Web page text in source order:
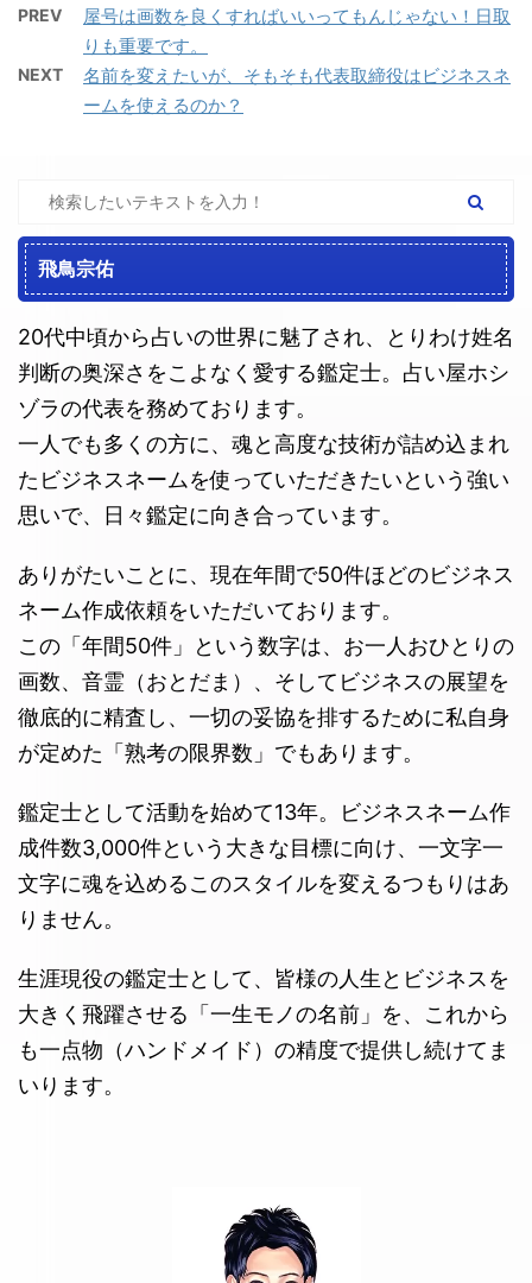
PREV
屋号は画数を良くすればいいってもんじゃない！日取
りも重要です。
NEXT
名前を変えたいが、そもそも代表取締役はビジネスネ
ームを使えるのか？
飛鳥宗佑
20代中頃から占いの世界に魅了され、とりわけ姓名
判断の奥深さをこよなく愛する鑑定士。占い屋ホシ
ゾラの代表を務めております。
一人でも多くの方に、魂と高度な技術が詰め込まれ
たビジネスネームを使っていただきたいという強い
思いで、日々鑑定に向き合っています。
ありがたいことに、現在年間で50件ほどのビジネス
ネーム作成依頼をいただいております。
この「年間50件」という数字は、お一人おひとりの
画数、音霊（おとだま）、そしてビジネスの展望を
徹底的に精査し、一切の妥協を排するために私自身
が定めた「熟考の限界数」でもあります。
鑑定士として活動を始めて13年。ビジネスネーム作
成件数3,000件という大きな目標に向け、一文字一
文字に魂を込めるこのスタイルを変えるつもりはあ
りません。
生涯現役の鑑定士として、皆様の人生とビジネスを
大きく飛躍させる「一生モノの名前」を、これから
も一点物（ハンドメイド）の精度で提供し続けてま
いります。